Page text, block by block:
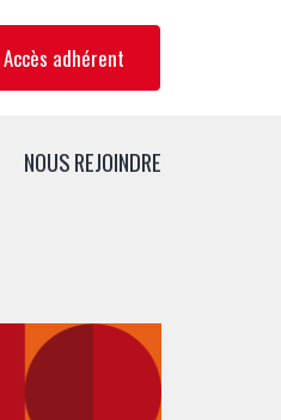
Accès adhérent
NOUS REJOINDRE